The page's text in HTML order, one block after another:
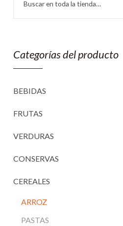
Categorías del producto
BEBIDAS
FRUTAS
VERDURAS
CONSERVAS
CEREALES
ARROZ
PASTAS